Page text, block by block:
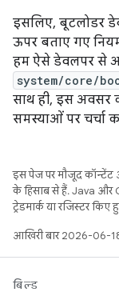
इसलिए, बूटलोडर
ऊपर बताए गए
हम ऐसे डेवलपर से
system/core/
साथ ही, इस अवसर
समस्याओं पर चर्चा
इस पेज पर मौजूद
के हिसाब से हैं. Java और
ट्रेडमार्क या रजिस्टर किए
आखिरी बार 2026-06-
बिल्ड